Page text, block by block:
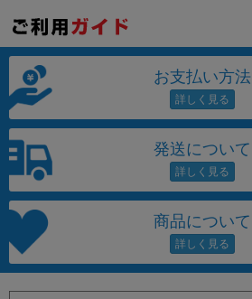
お支払い方法
発送について
商品について